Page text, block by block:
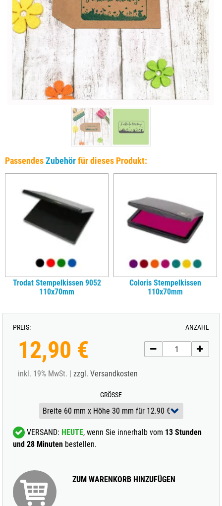
PassendesZubehörfür dieses Produkt:
Trodat Stempelkissen 9052
110x70mm
Coloris Stempelkissen
110x70mm
PREIS:
12,90 €
inkl. 19% MwSt. | zzgl. Versandkosten
GRÖSSE
VERSAND: HEUTE, wenn Sie innerhalb vom 13 Stunden
und 28 Minuten bestellen.
ANZAHL
ZUM WARENKORB HINZUFÜGEN